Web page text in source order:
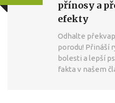
přínosy a
efekty
Odhalte
porodu! Přináší
bolesti a lepší
fakta v našem